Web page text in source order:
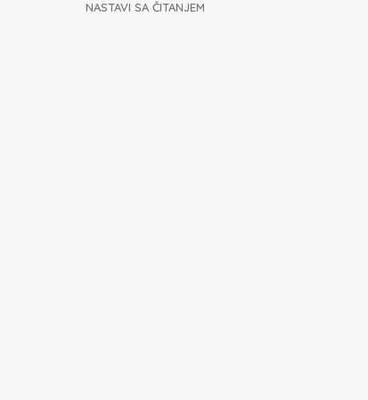
NASTAVI SA ČITANJEM